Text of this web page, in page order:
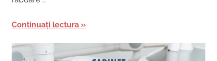
Continuați lectura